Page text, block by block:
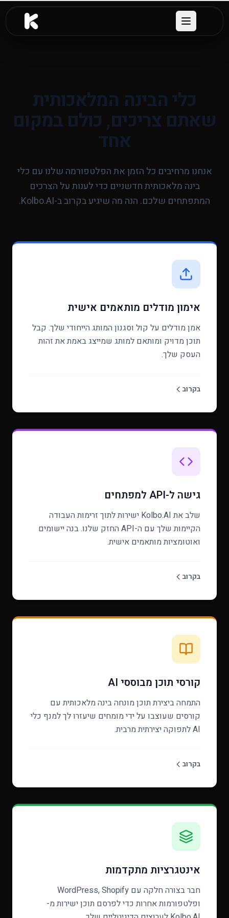
דלג לתוכן העיקרי
Open menu
כלי הבינה המלאכותית
שאתם צריכים, כולם במקום
אחד
אנחנו מרחיבים כל הזמן את הפלטפורמה שלנו עם כלי
בינה מלאכותית חדשניים כדי לענות על הצרכים
המתפתחים שלכם. הנה מה שיגיע בקרוב ב-Kolbo.AI.
אימון מודלים מותאמים אישית
אמן מודלים על קול וסגנון המותג הייחודי שלך. קבל
תוכן מדויק ומותאם למותג שמייצג באמת את זהות
העסק שלך.
בקרוב
גישה ל-API למפתחים
שלב את Kolbo.AI ישירות לתוך זרימות העבודה
הקיימות שלך עם ה-API החזק שלנו. בנה יישומים
ואוטומציות מותאמים אישית.
בקרוב
קורסי תוכן מבוססי AI
התמחה ביצירת תוכן מונחה בינה מלאכותית עם
קורסים שעוצבו על ידי מומחים שיעזרו לך למנף כלי
AI לתפוקה יצירתית מרבית.
בקרוב
אינטגרציות מתקדמות
חבר בצורה חלקה עם WordPress, Shopify
ופלטפורמות אחרות כדי לפרסם תוכן ישירות מ-